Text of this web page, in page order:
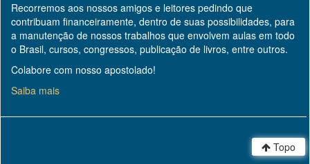
Topo
Recorremos aos nossos amigos e leitores pedindo que
contribuam financeiramente, dentro de suas possibilidades, para
a manutenção de nossos trabalhos que envolvem aulas em todo
o Brasil, cursos, congressos, publicação de livros, entre outros.
Colabore com nosso apostolado!
Saiba mais